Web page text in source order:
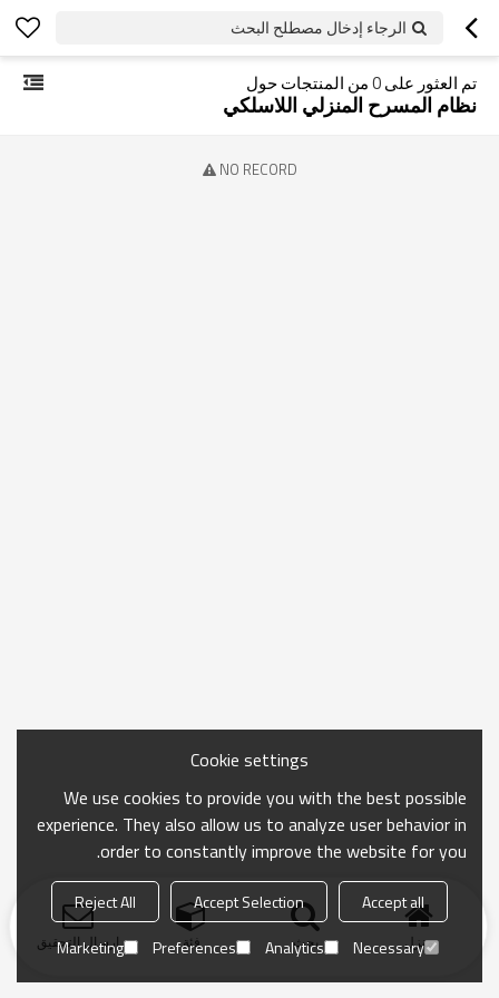
الرجاء إدخال مصطلح البحث
تم العثور على0من المنتجات حول
نظام المسرح المنزلي اللاسلكي
NO RECORD
منزل بحث فئة ارسال التحقيق
Cookie settings
We use cookies to provide you with the best possible
experience. They also allow us to analyze user behavior in
order to constantly improve the website for you.
Accept all
Accept Selection
Reject All
Necessary
Analytics
Preferences
Marketing